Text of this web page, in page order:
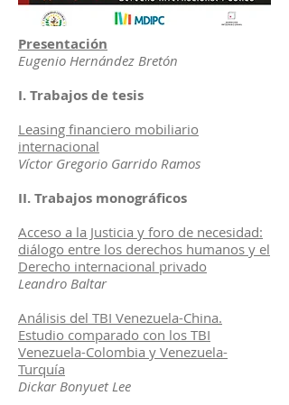
Presentación
Eugenio Hernández Bretón
I. Trabajos de tesis
Leasing financiero mobiliario
internacional
Víctor Gregorio Garrido Ramos
II. Trabajos monográficos
Acceso a la Justicia y foro de necesidad:
diálogo entre los derechos humanos y el
Derecho internacional privado
Leandro Baltar
Análisis del TBI Venezuela-China.
Estudio comparado con los TBI
Venezuela-Colombia y Venezuela-
Turquía
Dickar Bonyuet Lee